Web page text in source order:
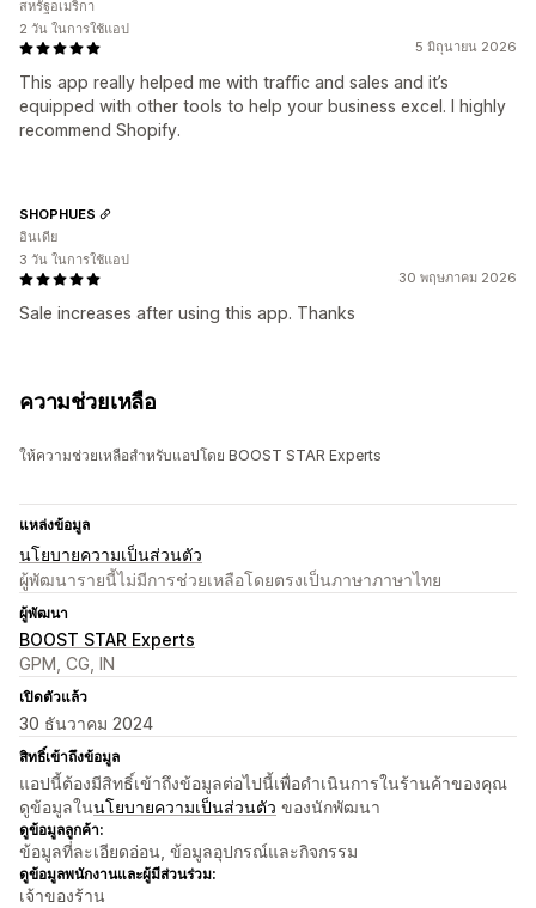
5 มิถุนายน 2026
This app really helped me with traffic and sales and it’s
equipped with other tools to help your business excel. I highly
recommend Shopify.
สหรัฐอเมริกา
2 วัน ในการใช้แอป
30 พฤษภาคม 2026
Sale increases after using this app. Thanks
SHOPHUES
อินเดีย
3 วัน ในการใช้แอป
ความช่วยเหลือ
ให้ความช่วยเหลือสำหรับแอปโดย BOOST STAR Experts
แหล่งข้อมูล
นโยบายความเป็นส่วนตัว
ผู้พัฒนารายนี้ไม่มีการช่วยเหลือโดยตรงเป็นภาษาภาษาไทย
ผู้พัฒนา
BOOST STAR Experts
GPM, CG, IN
เปิดตัวแล้ว
30 ธันวาคม 2024
สิทธิ์เข้าถึงข้อมูล
แอปนี้ต้องมีสิทธิ์เข้าถึงข้อมูลต่อไปนี้เพื่อดำเนินการในร้านค้าของคุณ
ดูข้อมูลในนโยบายความเป็นส่วนตัว ของนักพัฒนา
ดูข้อมูลลูกค้า:
ข้อมูลที่ละเอียดอ่อน, ข้อมูลอุปกรณ์และกิจกรรม
ดูข้อมูลพนักงานและผู้มีส่วนร่วม:
เจ้าของร้าน